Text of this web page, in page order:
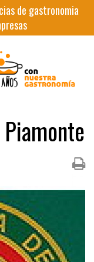
de gastronomia